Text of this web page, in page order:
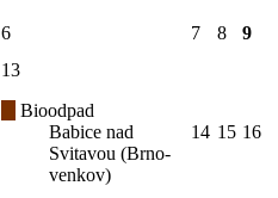
6 7 8 9
13
Bioodpad
Babice nad
Svitavou (Brno-
venkov)
14 15 16